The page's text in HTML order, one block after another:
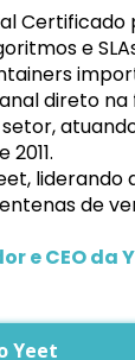
e
direto na
setor,
de
e CEO da
Yeet